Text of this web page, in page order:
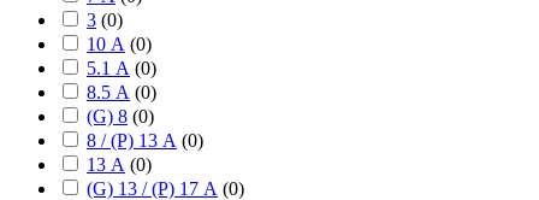
3 (0)
10 А (0)
5.1 А (0)
8.5 А (0)
(G) 8 (0)
8 / (P) 13 А (0)
13 А (0)
(G) 13 / (P) 17 А (0)